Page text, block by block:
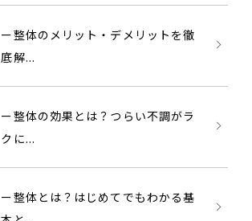
ー整体のメリット・デメリットを徹
底解...
ー整体の効果とは？つらい不調がラ
クに...
ー整体とは？はじめてでもわかる基